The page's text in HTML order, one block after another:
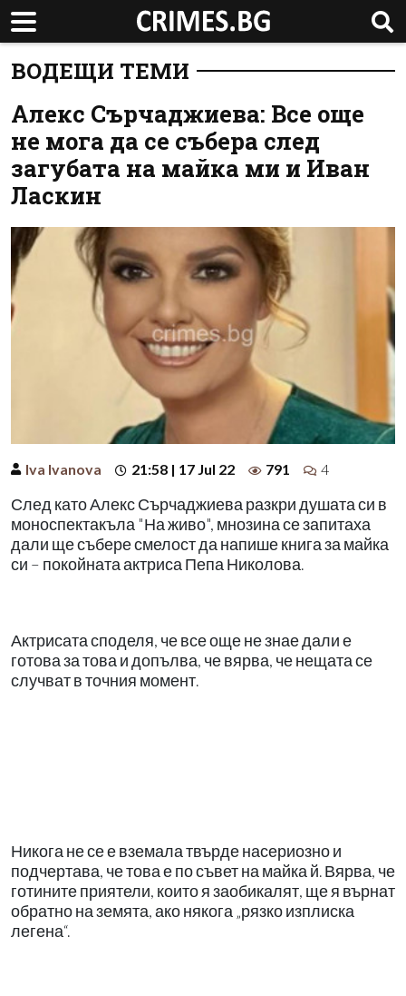
ВОДЕЩИ ТЕМИ
Алекс Сърчаджиева: Все още
не мога да се събера след
загубата на майка ми и Иван
Ласкин
Iva Ivanova 21:58 | 17 Jul 22 791 4
След като Алекс Сърчаджиева разкри душата си в
моноспектакъла "На живо", мнозина се запитаха
дали ще събере смелост да напише книга за майка
си – покойната актриса Пепа Николова.
Актрисата споделя, че все още не знае дали е
готова за това и допълва, че вярва, че нещата се
случват в точния момент.
Никога не се е вземала твърде насериозно и
подчертава, че това е по съвет на майка й. Вярва, че
готините приятели, които я заобикалят, ще я върнат
обратно на земята, ако някога „рязко изплиска
легена“.